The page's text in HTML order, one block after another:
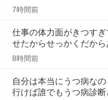
7時間前
仕事の体力面がきつす
せたからせっかくだから
8時間前
自分は本当にうつ病な
行けば誰でもうつ病診断